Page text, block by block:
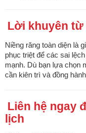
Lời khuyên từ
Niềng răng toàn diện là
phục triệt để các sai
mạnh. Dù bạn lựa chọn
cần kiên trì và đồng
Liên hệ ngay
lịch